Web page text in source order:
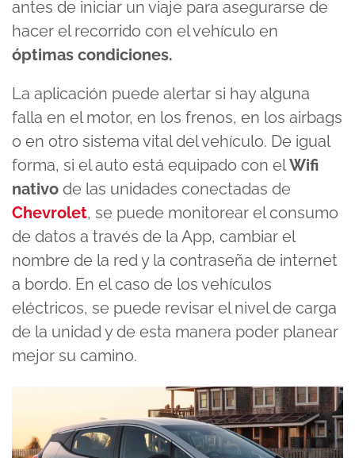
antes de iniciar un viaje para asegurarse de
hacer el recorrido con el vehículo en
óptimas condiciones.
La aplicación puede alertar si hay alguna
falla en el motor, en los frenos, en los airbags
o en otro sistema vital del vehículo. De igual
forma, si el auto está equipado con elWifi
nativo de las unidades conectadas de
Chevrolet, se puede monitorear el consumo
de datos a través de la App, cambiar el
nombre de la red y la contraseña de internet
a bordo. En el caso de los vehículos
eléctricos, se puede revisar el nivel de carga
de la unidad y de esta manera poder planear
mejor su camino.